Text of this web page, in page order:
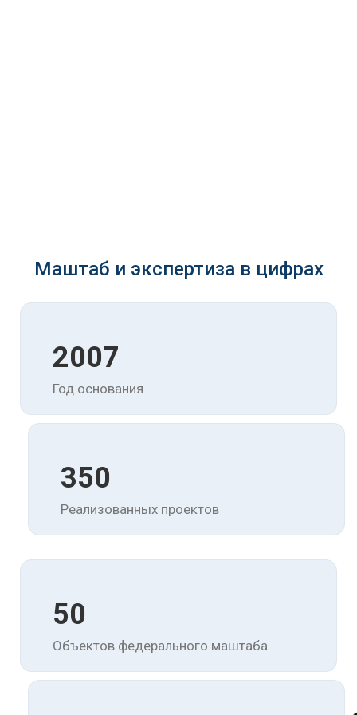
Маштаб и экспертиза в цифрах
2007
Год основания
350
Реализованных проектов
50
Объектов федерального маштаба